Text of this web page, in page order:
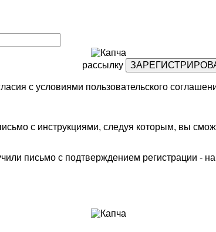
рассылку
с условиями пользовательского
с инструкциями, следуя которым, вы
письмо с подтверждением регистрации -